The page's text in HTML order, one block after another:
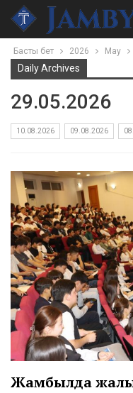
Басты бет 2026 May
Daily Archives
29.05.2026
10.08.2026 09.08.2026
Жамбылда